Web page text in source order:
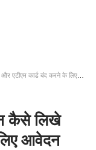
कार्ड बंद करने के लिए आवेदन कैसे लिखे
कैसे लिखे
आवेदन